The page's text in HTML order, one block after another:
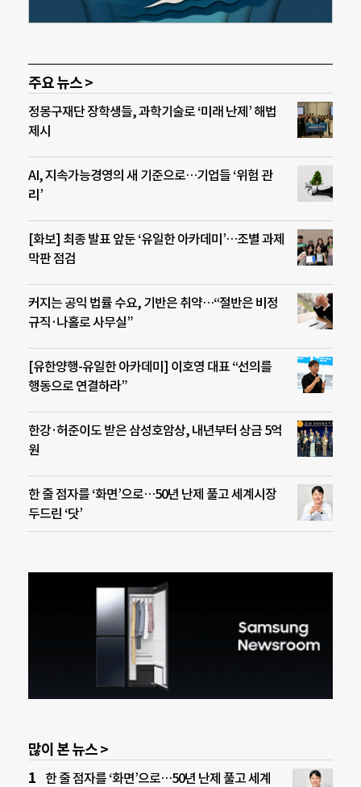
주요 뉴스 >
정몽구재단 장학생들, 과학기술로 ‘미래 난제’ 해법
제시
AI, 지속가능경영의 새 기준으로…기업들 ‘위험 관
리’
[화보] 최종 발표 앞둔 ‘유일한 아카데미’…조별 과제
막판 점검
커지는 공익 법률 수요, 기반은 취약…“절반은 비정
규직·나홀로 사무실”
[유한양행-유일한 아카데미] 이호영 대표 “선의를
행동으로 연결하라”
한강·허준이도 받은 삼성호암상, 내년부터 상금 5억
원
한 줄 점자를 ‘화면’으로…50년 난제 풀고 세계시장
두드린 ‘닷’
많이 본 뉴스 >
한 줄 점자를 ‘화면’으로…50년 난제 풀고 세계